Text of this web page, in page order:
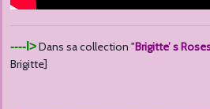
----l>Dans sa collection "Brigitte’ s
Brigitte]